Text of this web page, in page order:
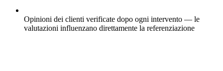
Opinioni dei clienti verificate dopo ogni intervento — le
valutazioni influenzano direttamente la referenziazione